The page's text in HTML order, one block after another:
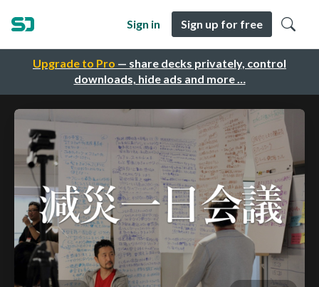
Upgrade to Pro — share decks privately, control
downloads, hide ads and more …
Sign in Sign up for free